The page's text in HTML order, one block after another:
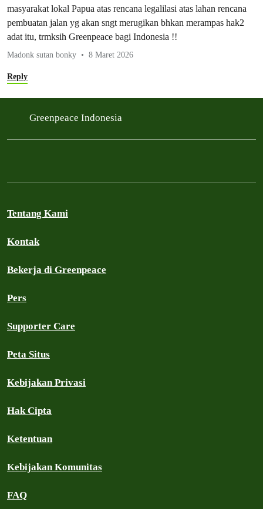
masyarakat lokal Papua atas rencana legalilasi atas lahan rencana
pembuatan jalan yg akan sngt merugikan bhkan merampas hak2
adat itu, trmksih Greenpeace bagi Indonesia !!
Madonk sutan bonky 8 Maret 2026
Reply
Greenpeace Indonesia
Tentang Kami
Kontak
Bekerja di Greenpeace
Pers
Supporter Care
Peta Situs
Kebijakan Privasi
Hak Cipta
Ketentuan
Kebijakan Komunitas
FAQ